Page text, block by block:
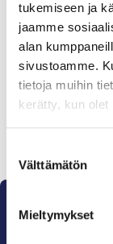
tukemiseen ja
jaamme
alan
sivustoamme.
tietoja muihin
kerätty, kun olet
valinta
Välttämätön
Mieltymykset